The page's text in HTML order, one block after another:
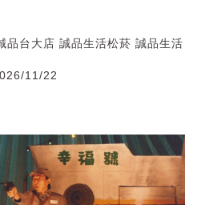
品台大店 誠品生活松菸 誠品生活
11/22